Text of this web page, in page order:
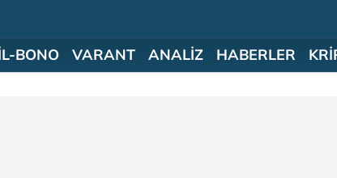
BONO VARANT ANALİZ HABERLER